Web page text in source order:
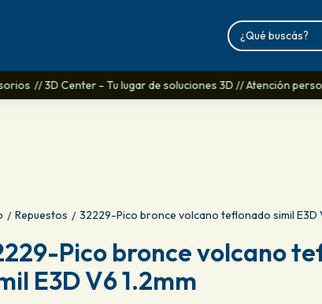
// 3D Center - Tu lugar de soluciones 3D // Atención
/ Repuestos / 32229-Pico bronce volcano teflonado simil E3D
Pico bronce volcano
E3D V6 1.2mm